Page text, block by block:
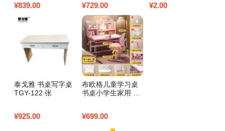
¥839.00 ¥729.00 ¥2.00
泰戈雅 书桌写字桌
TGY-122 张
¥925.00
布欧格儿童学习桌
书桌小学生家用 至
菌乳胶/矫姿器/台
¥699.00